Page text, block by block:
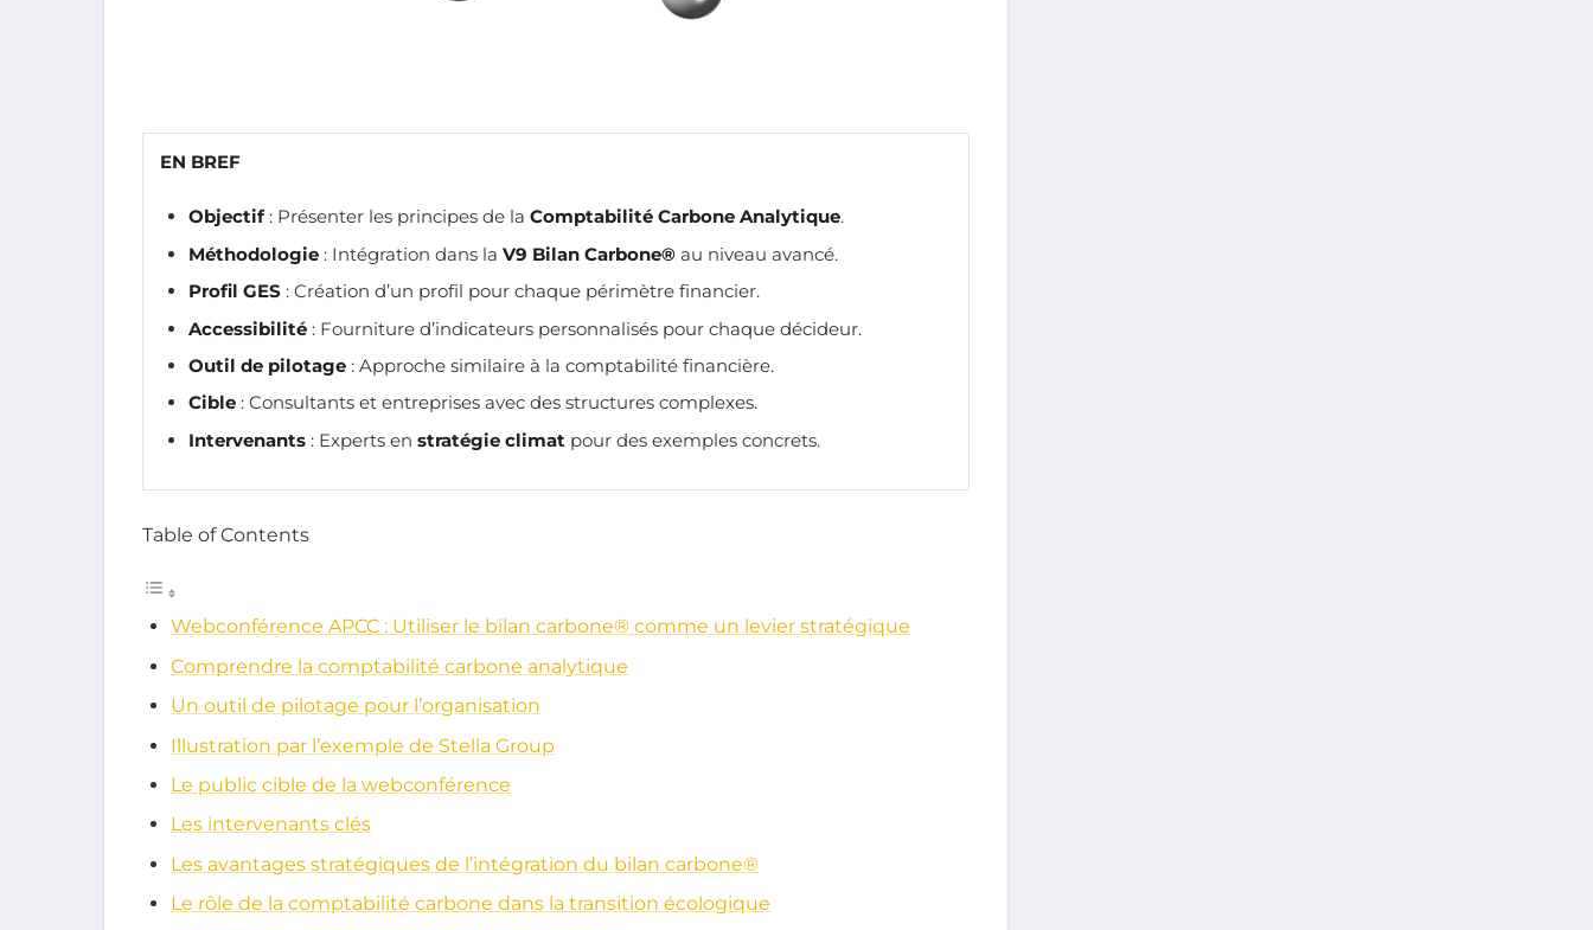
EN BREF
Objectif: Présenter les principes de la Comptabilité Carbone Analytique.
Méthodologie : Intégration dans la V9 Bilan Carbone® au niveau avancé.
Profil GES : Création d’un profil pour chaque périmètre financier.
Accessibilité : Fourniture d’indicateurs personnalisés pour chaque décideur.
Outil de pilotage : Approche similaire à la comptabilité financière.
Cible : Consultants et entreprises avec des structures complexes.
Intervenants : Experts en stratégie climat pour des exemples concrets.
Table of Contents
Webconférence APCC : Utiliser le bilan carbone® comme un levier stratégique
Comprendre la comptabilité carbone analytique
Un outil de pilotage pour l’organisation
Illustration par l’exemple de Stella Group
Le public cible de la webconférence
Les intervenants clés
Les avantages stratégiques de l’intégration du bilan carbone®
Le rôle de la comptabilité carbone dans la transition écologique